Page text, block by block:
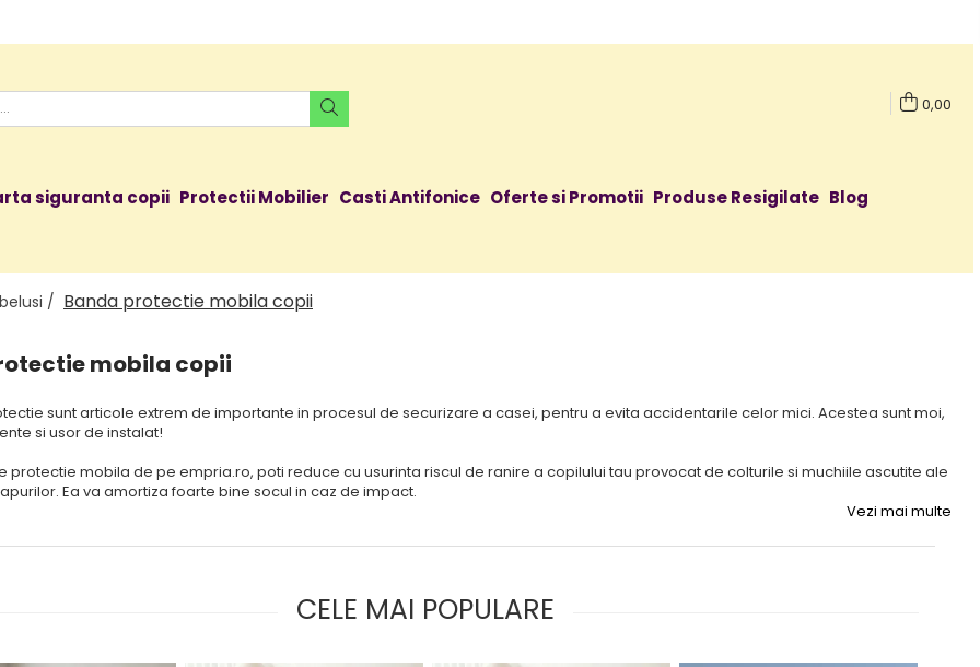
0,00
siguranta copii Protectii Mobilier Casti Antifonice Oferte si Promotii Produse Resigilate Blog
/ Banda protectie mobila copii
mobila copii
sunt articole extrem de importante in procesul de securizare a casei, pentru a evita accidentarile celor mici. Acestea sunt moi,
si usor de instalat!
protectie mobila de pe empria.ro, poti reduce cu usurinta riscul de ranire a copilului tau provocat de colturile si muchiile ascutite ale
Ea va amortiza foarte bine socul in caz de impact.
Vezi mai multe
CELE MAI POPULARE